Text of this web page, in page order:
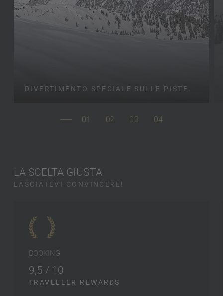
DIVERTIMENTO SPECIALE SULLE PISTE.
01 02 03 04
LA SCELTA GIUSTA
LASCIATEVI CONVINCERE!
BOOKING
9,5 / 10
TRAVELLER REWARDS